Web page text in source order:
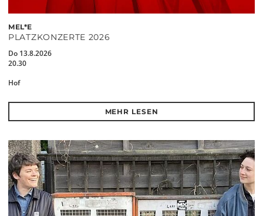
MEL*E
PLATZKONZERTE 2026
Do 13.8.2026
20.30
Hof
MEHR LESEN